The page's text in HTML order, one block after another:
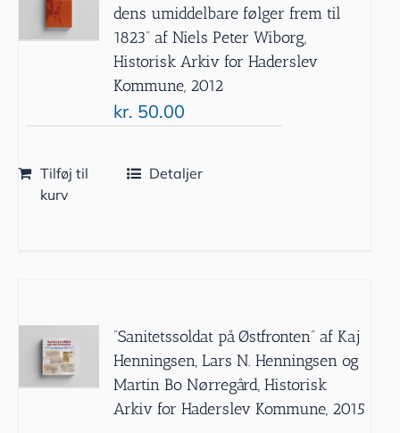
dens umiddelbare følger frem til
1823” af Niels Peter Wiborg,
Historisk Arkiv for Haderslev
Kommune, 2012
kr. 50.00
Tilføj til
kurv
Detaljer
”Sanitetssoldat på Østfronten” af Kaj
Henningsen, Lars N. Henningsen og
Martin Bo Nørregård, Historisk
Arkiv for Haderslev Kommune, 2015